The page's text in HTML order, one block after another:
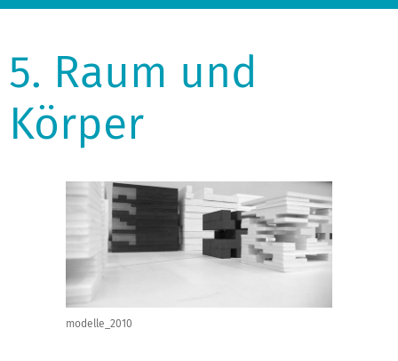
5. Raum und
Körper
modelle_2010